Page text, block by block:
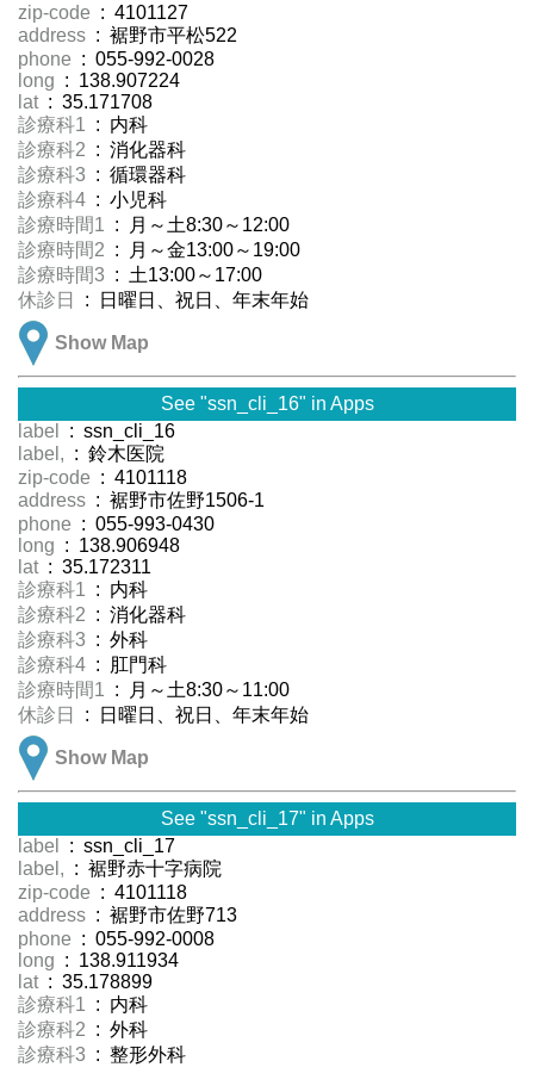
zip-code : 4101127
address : 裾野市平松522
phone : 055-992-0028
long : 138.907224
lat : 35.171708
診療科1 : 内科
診療科2 : 消化器科
診療科3 : 循環器科
診療科4 : 小児科
診療時間1 : 月～土8:30～12:00
診療時間2 : 月～金13:00～19:00
診療時間3 : 土13:00～17:00
休診日
: 日曜日、祝日、年末年始
Show Map
See "ssn_cli_16" in Apps
label
: ssn_cli_16
label, : 鈴木医院
zip-code : 4101118
address : 裾野市佐野1506-1
phone : 055-993-0430
long : 138.906948
lat : 35.172311
診療科1 : 内科
診療科2 : 消化器科
診療科3 : 外科
診療科4 : 肛門科
診療時間1 : 月～土8:30～11:00
休診日
: 日曜日、祝日、年末年始
Show Map
See "ssn_cli_17" in Apps
label
: ssn_cli_17
label, : 裾野赤十字病院
zip-code : 4101118
address : 裾野市佐野713
phone : 055-992-0008
long : 138.911934
lat : 35.178899
診療科1 : 内科
診療科2 : 外科
診療科3 : 整形外科